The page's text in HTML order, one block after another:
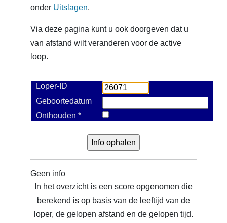
onder Uitslagen.
Via deze pagina kunt u ook doorgeven dat u
van afstand wilt veranderen voor de active
loop.
Loper-ID
Geboortedatum
Onthouden *
Geen info
In het overzicht is een score opgenomen die
berekend is op basis van de leeftijd van de
loper, de gelopen afstand en de gelopen tijd.